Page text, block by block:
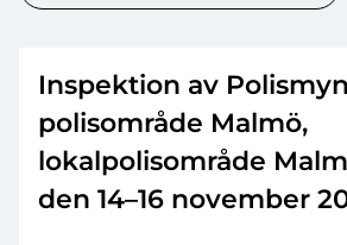
Inspektion av
polisområde Malmö,
lokalpolisområde
den 14–16 november